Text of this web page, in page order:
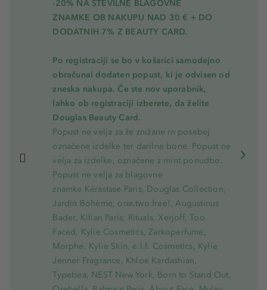
-20% NA ŠTEVILNE BLAGOVNE
ZNAMKE OB NAKUPU NAD 30 € + DO
DODATNIH 7% Z BEAUTY CARD.
Po registraciji se bo v košarici samodejno
obračunal dodaten popust, ki je odvisen od
zneska nakupa. Če ste nov uporabnik,
lahko ob registraciji izberete, da želite
Douglas Beauty Card.
Popust ne velja za že znižane in posebej
označene izdelke ter darilne bone. Popust ne
velja za izdelke, označene z mint ponudbo.
Popust ne velja za blagovne
znamke Kérastase Paris, Douglas Collection,
Jardin Bohème, one.two.free!, Augustinus
Bader, Kilian Paris, Rituals, Xerjoff, Too
Faced, Kylie Cosmetics, Zarkoperfume,
Morphe, Kylie Skin, e.l.f. Cosmetics, Kylie
Jenner Fragrance, Khloe Kardashian,
Typebea, NEST New York, Born to Stand Out,